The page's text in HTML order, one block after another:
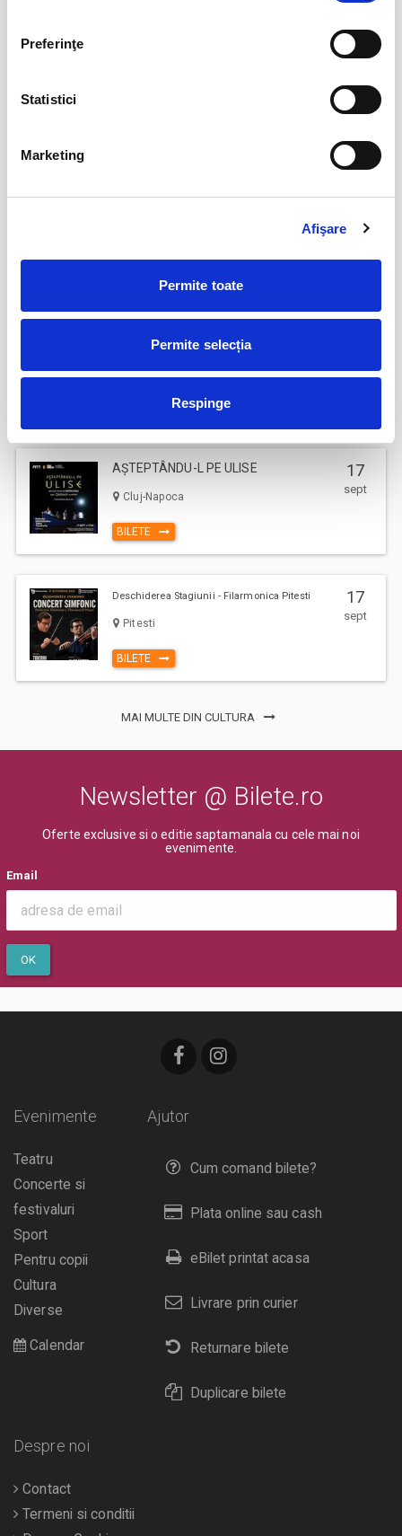
Preferinţe
Statistici
Marketing
Afişare
Permite toate
Permite selecția
Respinge
12
aug
aug
Șoricelul neascultător
Bucuresti
AȘTEPTÂNDU-L PE ULISE
Cluj-Napoca
BILETE
17
sept
Deschiderea Stagiunii - Filarmonica Pitesti
Pitesti
BILETE
17
sept
MAI MULTE DIN CULTURA
Newsletter @ Bilete.ro
Oferte exclusive si o editie saptamanala cu cele mai noi
evenimente.
Email
OK
Ajutor
Cum comand bilete?
Plata online sau cash
eBilet printat acasa
Livrare prin curier
Returnare bilete
Duplicare bilete
Evenimente
Teatru
Concerte si
festivaluri
Sport
Pentru copii
Cultura
Diverse
Calendar
Despre noi
Contact
Termeni si conditii